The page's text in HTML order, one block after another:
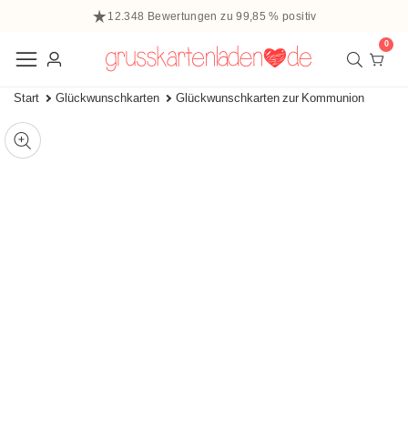
12.348 Bewertungen zu 99,85 % positiv
Einloggen
0
0
Start Glückwunschkarten Glückwunschkarten zur Kommunion
den
Mediengalerie